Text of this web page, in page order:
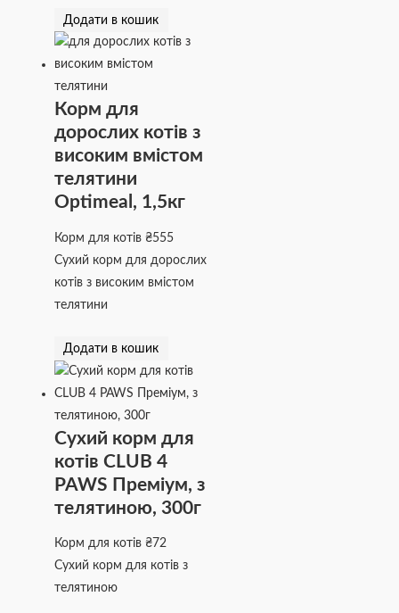
Додати в кошик
Корм для
дорослих котів з
високим вмістом
телятини
Optimeal, 1,5кг
Корм для котів₴555
Сухий корм для дорослих
котів з високим вмістом
телятини
Додати в кошик
Сухий корм для
котів CLUB 4
PAWS Преміум, з
телятиною, 300г
Корм для котів₴72
Сухий корм для котів з
телятиною